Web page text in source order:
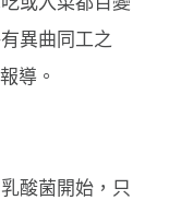
異曲同工之
報導。
酸菌開始，只